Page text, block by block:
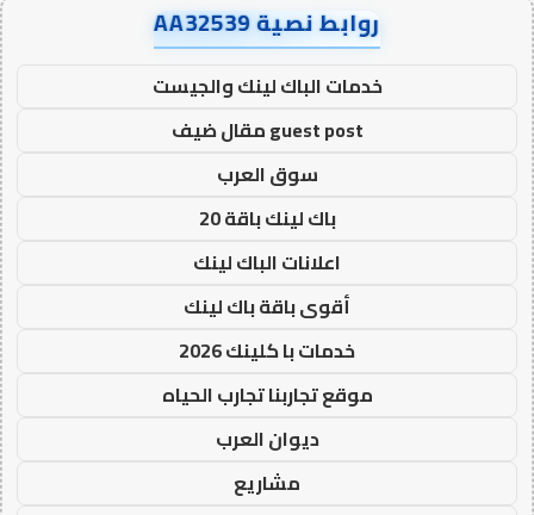
روابط نصية AA32539
خدمات الباك لينك والجيست
guest post مقال ضيف
سوق العرب
باك لينك باقة 20
اعلانات الباك لينك
أقوى باقة باك لينك
خدمات با كلينك 2026
موقع تجاربنا تجارب الحياه
ديوان العرب
مشاريع